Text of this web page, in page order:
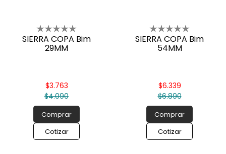
SIERRA COPA Bim
29MM
$4.090
$3.763
Comprar
Cotizar
SIERRA COPA Bim
54MM
$6.890
$6.339
Comprar
Cotizar